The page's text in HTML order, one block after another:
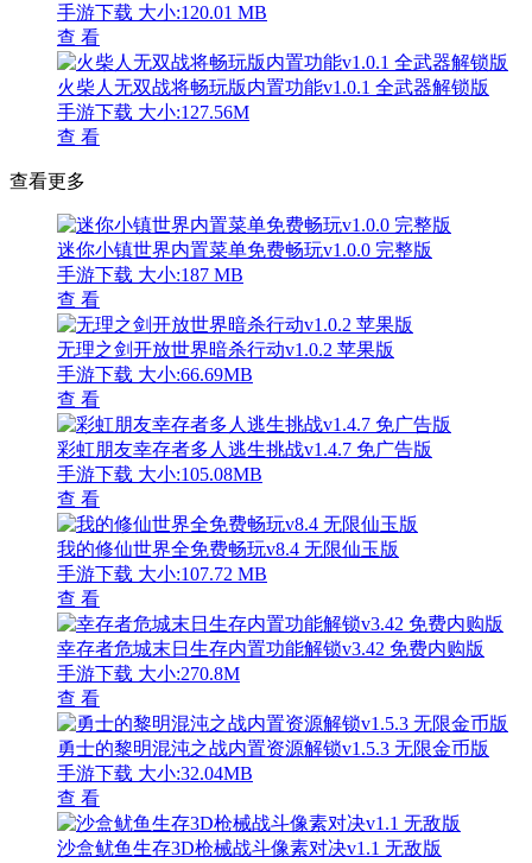
手游下载 大小:120.01 MB
查 看
火柴人无双战将畅玩版内置功能v1.0.1 全武器解锁版
手游下载 大小:127.56M
查 看
查看更多
迷你小镇世界内置菜单免费畅玩v1.0.0 完整版
手游下载 大小:187 MB
查 看
无理之剑开放世界暗杀行动v1.0.2 苹果版
手游下载 大小:66.69MB
查 看
彩虹朋友幸存者多人逃生挑战v1.4.7 免广告版
手游下载 大小:105.08MB
查 看
我的修仙世界全免费畅玩v8.4 无限仙玉版
手游下载 大小:107.72 MB
查 看
幸存者危城末日生存内置功能解锁v3.42 免费内购版
手游下载 大小:270.8M
查 看
勇士的黎明混沌之战内置资源解锁v1.5.3 无限金币版
手游下载 大小:32.04MB
查 看
沙盒鱿鱼生存3D枪械战斗像素对决v1.1 无敌版